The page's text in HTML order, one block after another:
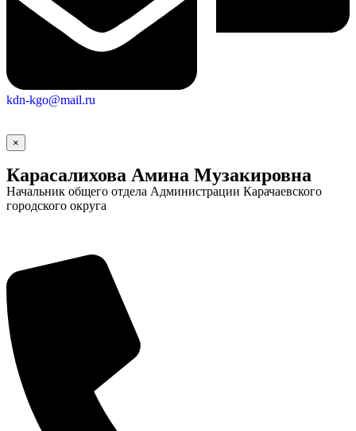
kdn-kgo@mail.ru
×
Карасалихова Амина Музакировна
Начальник общего отдела Администрации Карачаевского
городского округа